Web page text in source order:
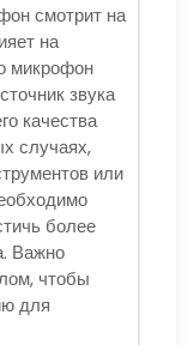
смотрит на
на
микрофон
звука
качества
случаях,
или
более
Важно
чтобы
для